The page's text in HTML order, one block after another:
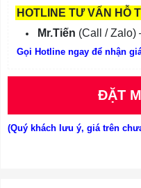
HOTLINE TƯ VẤN HỖ
Mr.Tiến (Call / Zalo)
Gọi Hotline ngay để nhận
ĐẶT
(Quý khách lưu ý, giá trên